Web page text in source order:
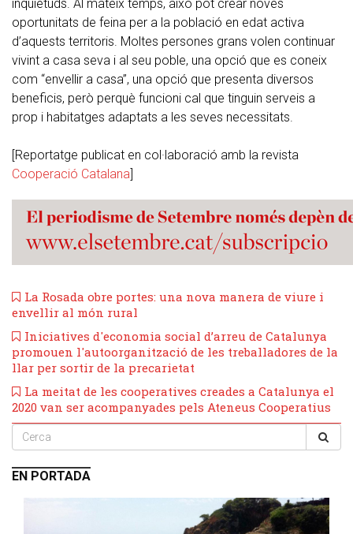
inquietuds. Al mateix temps, això pot crear noves
oportunitats de feina per a la població en edat activa
d’aquests territoris. Moltes persones grans volen continuar
vivint a casa seva i al seu poble, una opció que es coneix
com “envellir a casa”, una opció que presenta diversos
beneficis, però perquè funcioni cal que tinguin serveis a
prop i habitatges adaptats a les seves necessitats.
[Reportatge publicat en col·laboració amb la revista
Cooperació Catalana]
La Rosada obre portes: una nova manera de viure i
envellir al món rural
​Iniciatives d'economia social d’arreu de Catalunya
promouen l'autoorganització de les treballadores de la
llar per sortir de la precarietat
La meitat de les cooperatives creades a Catalunya el
2020 van ser acompanyades pels Ateneus Cooperatius
EN PORTADA